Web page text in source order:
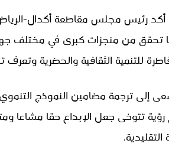
أكد رئيس مجلس مقاطعة أكدال-
ما تحقق من منجزات كبرى في مختلف
للتنمية الثقافية والحضرية
إلى ترجمة مضامين النموذج التنموي
تتوخى جعل الإبداع حقا مشاعا